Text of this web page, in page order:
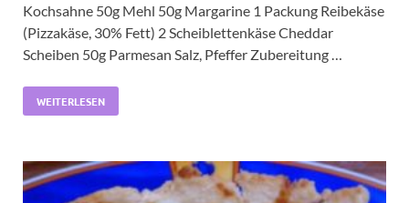
Kochsahne 50g Mehl 50g Margarine 1 Packung Reibekäse
(Pizzakäse, 30% Fett) 2 Scheiblettenkäse Cheddar
Scheiben 50g Parmesan Salz, Pfeffer Zubereitung …
WEITERLESEN